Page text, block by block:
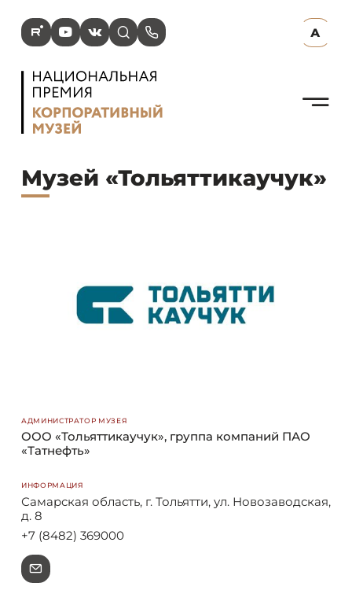
R Y V s p А
N
Музей «Тольяттикаучук»
АДМИНИСТРАТОР МУЗЕЯ
ООО «Тольяттикаучук», группа компаний ПАО
«Татнефть»
ИНФОРМАЦИЯ
Самарская область, г. Тольятти, ул. Новозаводская,
д. 8
+7 (8482) 369000
e